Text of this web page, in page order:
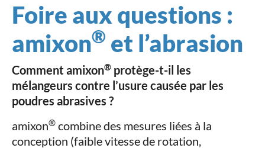
Foire aux questions :
amixon® et l’abrasion
Comment amixon® protège-t-il les
mélangeurs contre l’usure causée par les
poudres abrasives ?
amixon® combine des mesures liées à la
conception (faible vitesse de rotation,